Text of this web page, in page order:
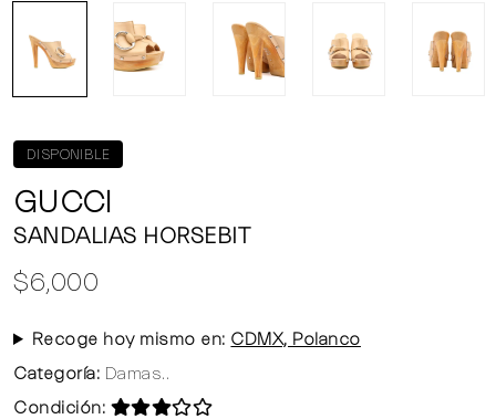
DISPONIBLE
GUCCI
SANDALIAS HORSEBIT
$6,000
Recoge hoy mismo en: CDMX, Polanco
Categoría: Damas..
Condición: